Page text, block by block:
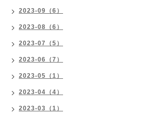
2023-09（6）
2023-08（6）
2023-07（5）
2023-06（7）
2023-05（1）
2023-04（4）
2023-03（1）